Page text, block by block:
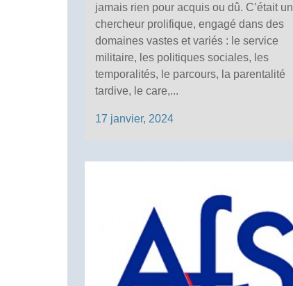
jamais rien pour acquis ou dû. C’était un
chercheur prolifique, engagé dans des
domaines vastes et variés : le service
militaire, les politiques sociales, les
temporalités, le parcours, la parentalité
tardive, le care,...
17 janvier, 2024